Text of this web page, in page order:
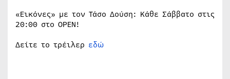
«Εικόνες» με τον Τάσο Δούση: Κάθε Σάββατο στις
20:00 στο OPEN!
Δείτε το τρέιλερ εδώ